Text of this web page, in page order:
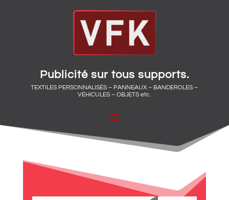
Publicité sur tous supports.
TEXTILES PERSONNALISÉS – PANNEAUX – BANDEROLES –
VÉHICULES – OBJETS etc.